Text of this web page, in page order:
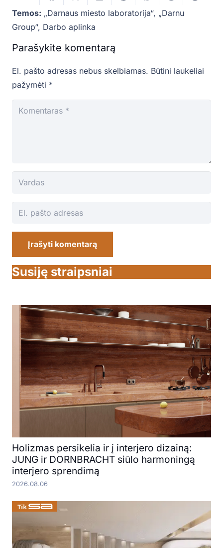
Temos: „Darnaus miesto laboratorija“, „Darnu
Group“, Darbo aplinka
Parašykite komentarą
El. pašto adresas nebus skelbiamas. Būtini laukeliai
pažymėti *
Įrašyti komentarą
Susiję straipsniai
Holizmas persikelia ir į interjero dizainą:
JUNG ir DORNBRACHT siūlo harmoningą
interjero sprendimą
2026.08.06